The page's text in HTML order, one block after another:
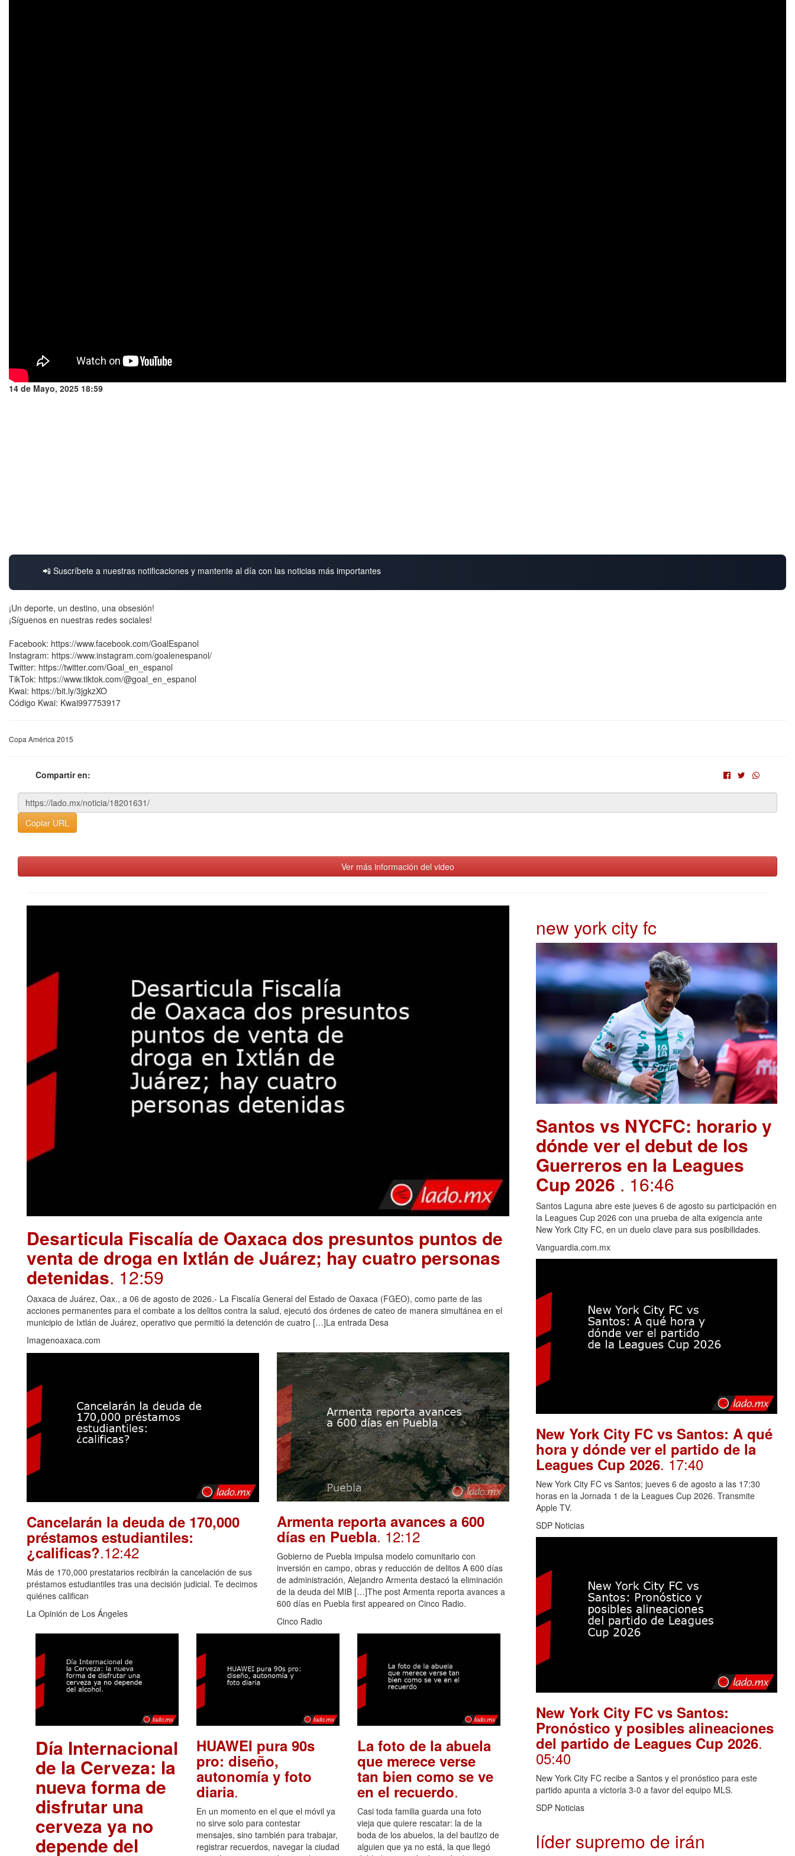
14 de Mayo, 2025 18:59
📲 Suscríbete a nuestras notificaciones y mantente al día con las noticias más importantes
¡Un deporte, un destino, una obsesión!
¡Síguenos en nuestras redes sociales!
Facebook: https://www.facebook.com/GoalEspanol
Instagram: https://www.instagram.com/goalenespanol/
Twitter: https://twitter.com/Goal_en_espanol
TikTok: https://www.tiktok.com/@goal_en_espanol
Kwai: https://bit.ly/3jgkzXO
Código Kwai: Kwai997753917
Copa América 2015
Compartir en:
Copiar URL
Ver más información del video
Desarticula Fiscalía de Oaxaca dos presuntos puntos de
venta de droga en Ixtlán de Juárez; hay cuatro personas
detenidas. 12:59
Oaxaca de Juárez, Oax., a 06 de agosto de 2026.- La Fiscalía General del Estado de Oaxaca (FGEO), como parte de las
acciones permanentes para el combate a los delitos contra la salud, ejecutó dos órdenes de cateo de manera simultánea en el
municipio de Ixtlán de Juárez, operativo que permitió la detención de cuatro […]La entrada Desa
Imagenoaxaca.com
Cancelarán la deuda de 170,000
préstamos estudiantiles:
¿calificas?.12:42
Más de 170,000 prestatarios recibirán la cancelación de sus
préstamos estudiantiles tras una decisión judicial. Te decimos
quiénes califican
La Opinión de Los Ángeles
Armenta reporta avances a 600
días en Puebla. 12:12
Gobierno de Puebla impulsa modelo comunitario con
inversión en campo, obras y reducción de delitos A 600 días
de administración, Alejandro Armenta destacó la eliminación
de la deuda del MIB […]The post Armenta reporta avances a
600 días en Puebla first appeared on Cinco Radio.
Cinco Radio
Día Internacional
de la Cerveza: la
nueva forma de
disfrutar una
cerveza ya no
depende del
HUAWEI pura 90s
pro: diseño,
autonomía y foto
diaria.
En un momento en el que el móvil ya
no sirve solo para contestar
mensajes, sino también para trabajar,
registrar recuerdos, navegar la ciudad
La foto de la abuela
que merece verse
tan bien como se ve
en el recuerdo.
Casi toda familia guarda una foto
vieja que quiere rescatar: la de la
boda de los abuelos, la del bautizo de
alguien que ya no está, la que llegó
new york city fc
Santos vs NYCFC: horario y
dónde ver el debut de los
Guerreros en la Leagues
Cup 2026 . 16:46
Santos Laguna abre este jueves 6 de agosto su participación en
la Leagues Cup 2026 con una prueba de alta exigencia ante
New York City FC, en un duelo clave para sus posibilidades.
Vanguardia.com.mx
New York City FC vs Santos: A qué
hora y dónde ver el partido de la
Leagues Cup 2026. 17:40
New York City FC vs Santos; jueves 6 de agosto a las 17:30
horas en la Jornada 1 de la Leagues Cup 2026. Transmite
Apple TV.
SDP Noticias
New York City FC vs Santos:
Pronóstico y posibles alineaciones
del partido de Leagues Cup 2026.
05:40
New York City FC recibe a Santos y el pronóstico para este
partido apunta a victoria 3-0 a favor del equipo MLS.
SDP Noticias
líder supremo de irán